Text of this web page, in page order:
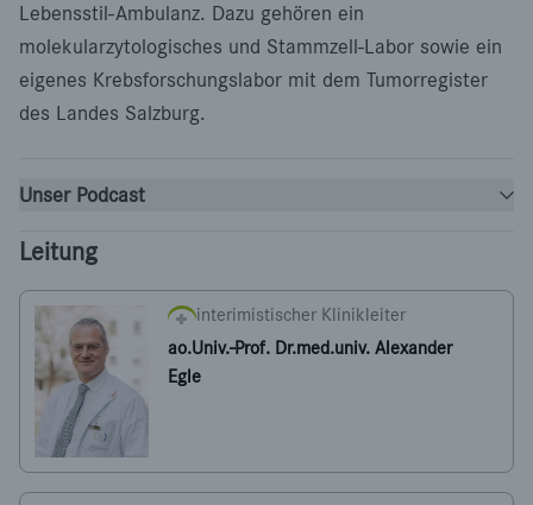
Lebensstil-Ambulanz. Dazu gehören ein
molekularzytologisches und Stammzell-Labor sowie ein
eigenes Krebsforschungslabor mit dem Tumorregister
des Landes Salzburg.
Unser Podcast
Leitung
interimistischer Klinikleiter
ao.Univ.-Prof. Dr.med.univ. Alexander
Egle